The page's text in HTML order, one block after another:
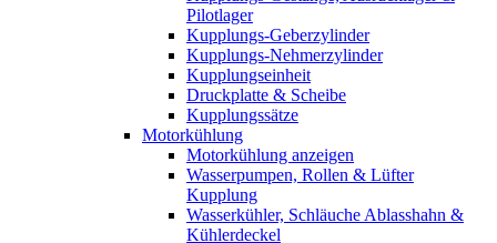
Pilotlager
Kupplungs-Geberzylinder
Kupplungs-Nehmerzylinder
Kupplungseinheit
Druckplatte & Scheibe
Kupplungssätze
Motorkühlung
Motorkühlung anzeigen
Wasserpumpen, Rollen & Lüfter
Kupplung
Wasserkühler, Schläuche Ablasshahn &
Kühlerdeckel